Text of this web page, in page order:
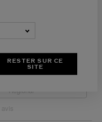
RESTER SUR CE
SITE